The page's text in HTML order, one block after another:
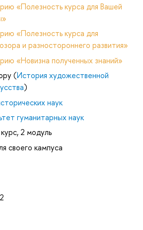
«Полезность курса для Вашей
«Полезность курса для
и разностороннего развития»
«Новизна полученных знаний»
(История художественной
)
наук
гуманитарных наук
2 модуль
своего кампуса